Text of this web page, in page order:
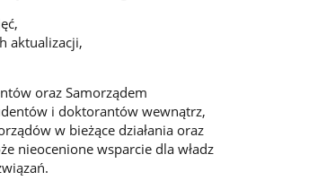
aktualizacji,
oraz Samorządem
i doktorantów wewnątrz,
w bieżące działania oraz
nieocenione wsparcie dla władz